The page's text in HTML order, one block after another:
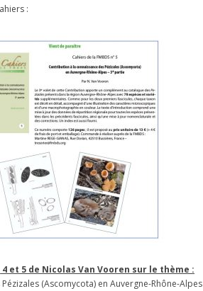
:
4 et 5 de Nicolas Van Vooren sur le thème :
(Ascomycota) en Auvergne-Rhône-Alpes